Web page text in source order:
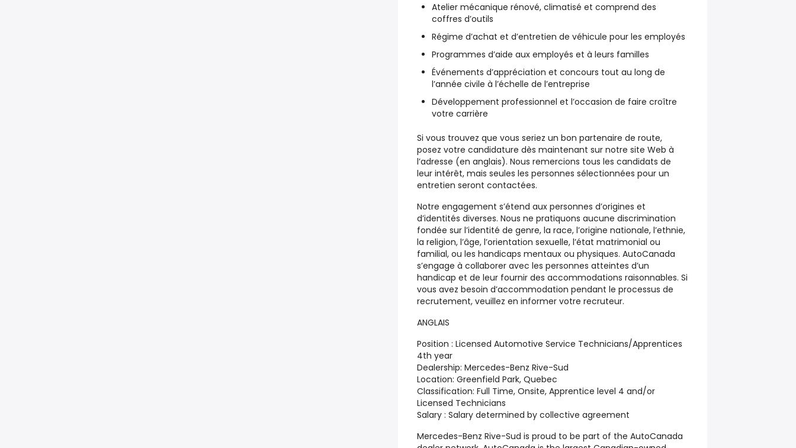
Atelier mécanique rénové, climatisé et comprend des
coffres d’outils
Régime d’achat et d’entretien de véhicule pour les employés
Programmes d’aide aux employés et à leurs familles
Événements d’appréciation et concours tout au long de
l’année civile à l’échelle de l’entreprise
Développement professionnel et l’occasion de faire croître
votre carrière
Si vous trouvez que vous seriez un bon partenaire de route,
posez votre candidature dès maintenant sur notre site Web à
l’adresse (en anglais). Nous remercions tous les candidats de
leur intérêt, mais seules les personnes sélectionnées pour un
entretien seront contactées.
Notre engagement s’étend aux personnes d’origines et
d’identités diverses. Nous ne pratiquons aucune discrimination
fondée sur l’identité de genre, la race, l’origine nationale, l’ethnie,
la religion, l’âge, l’orientation sexuelle, l’état matrimonial ou
familial, ou les handicaps mentaux ou physiques. AutoCanada
s’engage à collaborer avec les personnes atteintes d’un
handicap et de leur fournir des accommodations raisonnables. Si
vous avez besoin d’accommodation pendant le processus de
recrutement, veuillez en informer votre recruteur.
ANGLAIS
Position : Licensed Automotive Service Technicians/Apprentices
4th year
Dealership: Mercedes-Benz Rive-Sud
Location: Greenfield Park, Quebec
Classification: Full Time, Onsite, Apprentice level 4 and/or
Licensed Technicians
Salary : Salary determined by collective agreement
Mercedes-Benz Rive-Sud is proud to be part of the AutoCanada